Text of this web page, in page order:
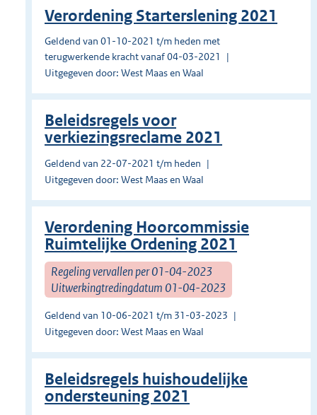
Verordening Starterslening 2021
Geldend van 01-10-2021 t/m heden met
terugwerkende kracht vanaf 04-03-2021
Uitgegeven door: West Maas en Waal
Beleidsregels voor
verkiezingsreclame 2021
Geldend van 22-07-2021 t/m heden
Uitgegeven door: West Maas en Waal
Verordening Hoorcommissie
Ruimtelijke Ordening 2021
Regeling vervallen per 01-04-2023
Uitwerkingtredingdatum 01-04-2023
Geldend van 10-06-2021 t/m 31-03-2023
Uitgegeven door: West Maas en Waal
Beleidsregels huishoudelijke
ondersteuning 2021